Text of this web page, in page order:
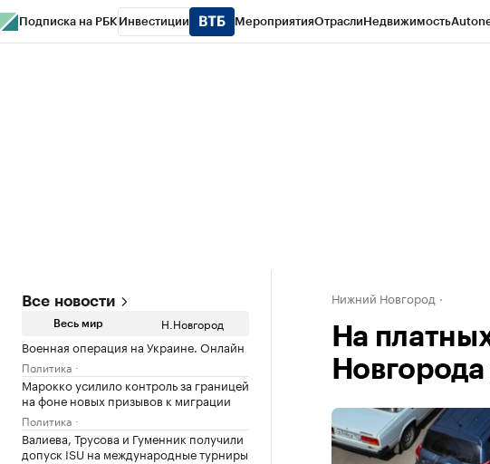
Подписка на РБК Инвестиции МероприятияОтраслиНедвижимость
Все новости
Весь мир Н.Новгород
Военная операция на Украине. Онлайн
Политика
Марокко усилило контроль за границей
на фоне новых призывов к миграции
Политика
Валиева, Трусова и Гуменник получили
допуск ISU на международные турниры
Нижний Новгород
На